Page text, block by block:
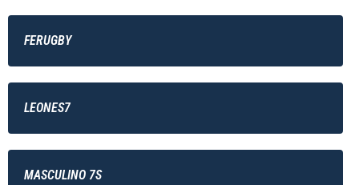
FERUGBY
LEONES7
MASCULINO 7S